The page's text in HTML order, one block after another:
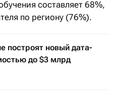
составляет 68%,
по региону (76%).
построят новый дата-
до $3 млрд